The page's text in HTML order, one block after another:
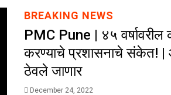
BREAKING NEWS
PMC Pune | ४५ वर्षावरील
करण्याचे प्रशासनाचे संकेत! |
ठेवले जाणार
December 24, 2022